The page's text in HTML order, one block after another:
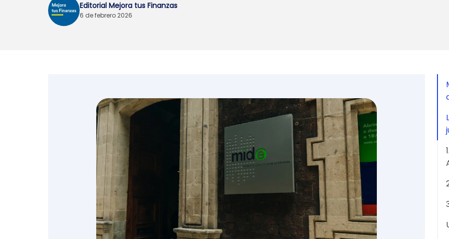
Emprendedores yEditorial Mejora tus Finanzas
6 de febrero 2026